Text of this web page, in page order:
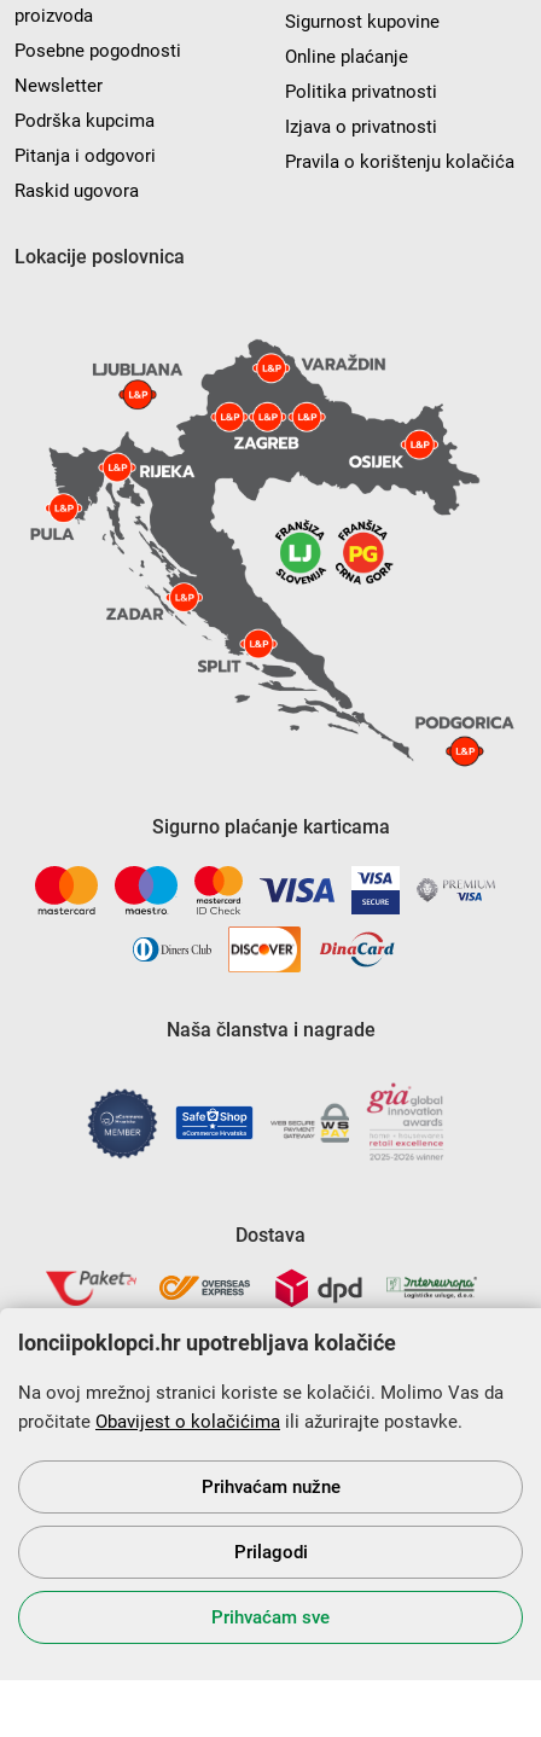
proizvoda
Posebne pogodnosti
Newsletter
Podrška kupcima
Pitanja i odgovori
Raskid ugovora
Sigurnost kupovine
Online plaćanje
Politika privatnosti
Izjava o privatnosti
Pravila o korištenju kolačića
Lokacije poslovnica
Sigurno plaćanje karticama
Naša članstva i nagrade
Dostava
Krajnji primatelj financijskog instrumenta sufinanciranog iz
Europskog fonda za regionalni razvoj u sklopu Operativnog
programa „Konkurentnost i kohezija”.
s Vama od 2014. godine!
lonciipoklopci.hr upotrebljava kolačiće
Na ovoj mrežnoj stranici koriste se kolačići. Molimo Vas da
pročitate Obavijest o kolačićima ili ažurirajte postavke.
Prihvaćam nužne
Prilagodi
Prihvaćam sve